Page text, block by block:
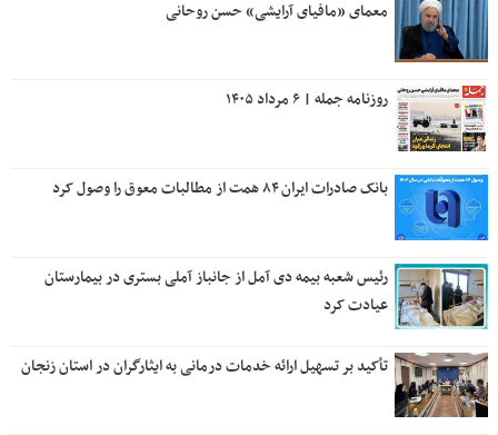
معمای «مافیای آرایشی» حسن روحانی
روزنامه جمله | ۶ مرداد ۱۴۰۵
بانک صادرات ایران ۸۴ همت از مطالبات معوق را وصول کرد
رئیس شعبه بیمه دی آمل از جانباز آملی بستری در بیمارستان
عیادت کرد
تأکید بر تسهیل ارائه خدمات درمانی به ایثارگران در استان زنجان